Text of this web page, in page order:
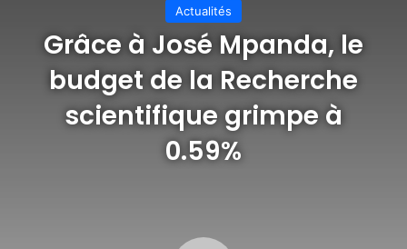
Actualités
Grâce à José Mpanda, le
budget de la Recherche
scientifique grimpe à
0.59%